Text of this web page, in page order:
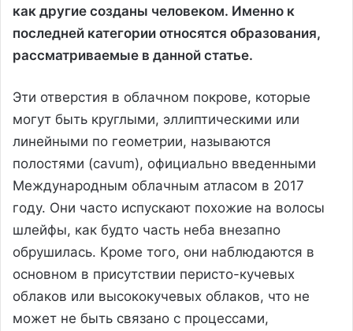
как другие созданы человеком. Именно к
последней категории относятся образования,
рассматриваемые в данной статье.
Эти отверстия в облачном покрове, которые
могут быть круглыми, эллиптическими или
линейными по геометрии, называются
полостями (cavum), официально введенными
Международным облачным атласом в 2017
году. Они часто испускают похожие на волосы
шлейфы, как будто часть неба внезапно
обрушилась. Кроме того, они наблюдаются в
основном в присутствии перисто-кучевых
облаков или высококучевых облаков, что не
может не быть связано с процессами,